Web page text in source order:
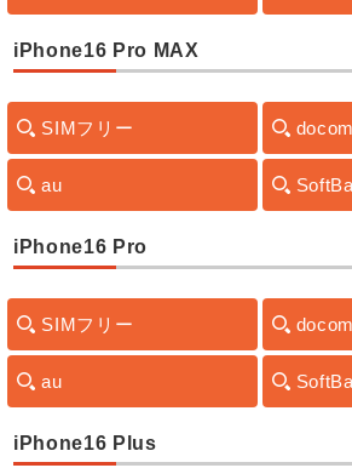
iPhone16 Pro MAX
SIMフリー
au
iPhone16 Pro
SIMフリー
au
iPhone16 Plus